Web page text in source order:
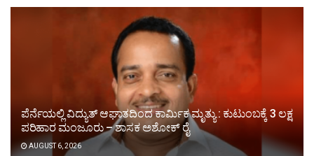
ಪೆರ್ನೆಯಲ್ಲಿ ವಿದ್ಯುತ್ ಆಘಾತದಿಂದ ಕಾರ್ಮಿಕ ಮೃತ್ಯು : ಕುಟುಂಬಕ್ಕೆ 3 ಲಕ್ಷ
ಪರಿಹಾರ ಮಂಜೂರು – ಶಾಸಕ ಅಶೋಕ್ ರೈ
AUGUST 6, 2026